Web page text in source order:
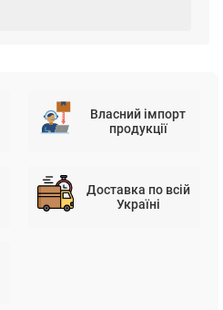
Власний імпорт
продукції
Доставка по всій
Україні